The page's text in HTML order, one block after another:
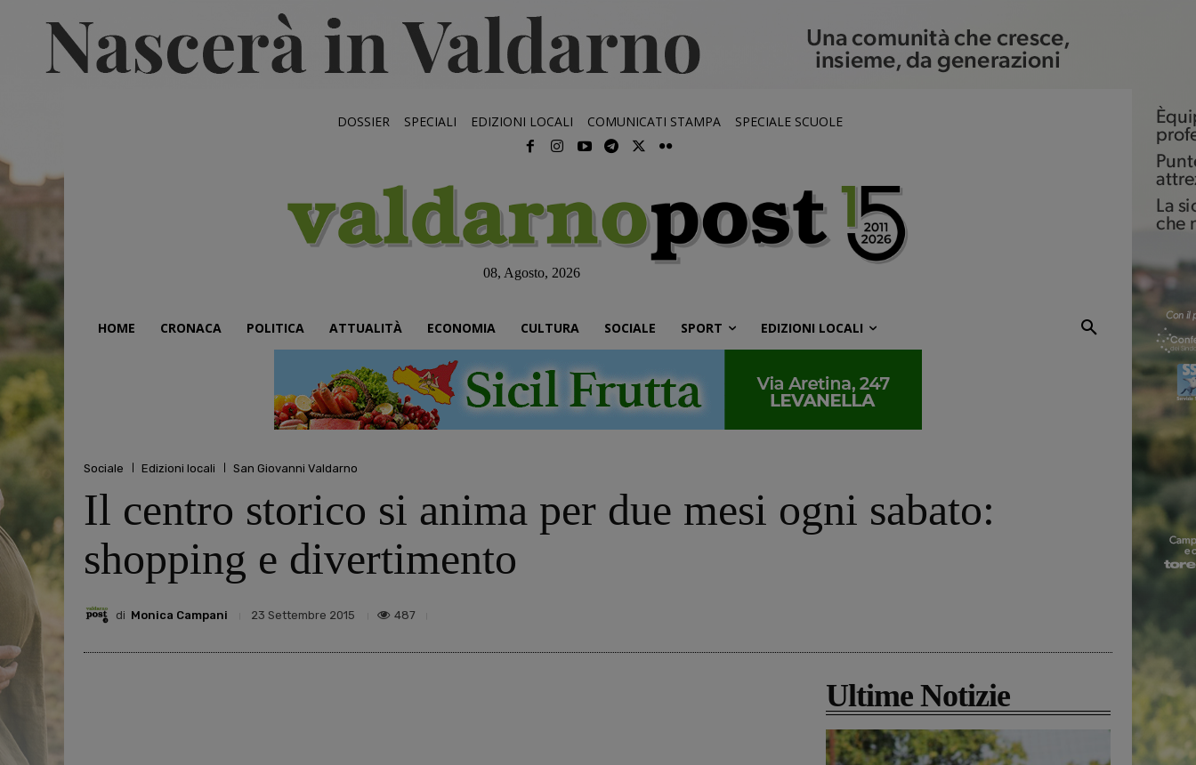
DOSSIER SPECIALI EDIZIONI LOCALI COMUNICATI STAMPA SPECIALE SCUOLE
08, Agosto, 2026
HOME CRONACA POLITICA ATTUALITÀ ECONOMIA CULTURA SOCIALE SPORT EDIZIONI LOCALI
Sociale Edizioni locali San Giovanni Valdarno
Il centro storico si anima per due mesi ogni sabato:
shopping e divertimento
di Monica Campani 23 Settembre 2015 487
Ultime Notizie